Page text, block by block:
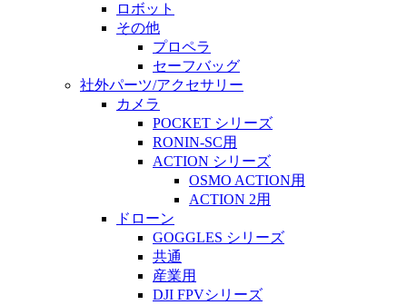
ロボット
その他
プロペラ
セーフバッグ
社外パーツ/アクセサリー
カメラ
POCKET シリーズ
RONIN-SC用
ACTION シリーズ
OSMO ACTION用
ACTION 2用
ドローン
GOGGLES シリーズ
共通
産業用
DJI FPVシリーズ